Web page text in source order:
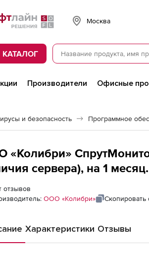
Москва
КАТАЛОГ
Производители Офисные
и безопасность Программное
«Колибри»
сервера), на 1
отзывов
ООО «Колибри» Скопировать
Характеристики Отзывы